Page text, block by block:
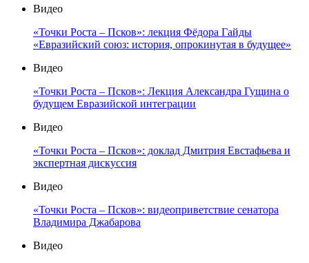
Видео
«Точки Роста – Псков»: лекция Фёдора Гайды
«Евразийский союз: история, опрокинутая в будущее»
Видео
«Точки Роста – Псков»: Лекция Александра Гущина о
будущем Евразийской интеграции
Видео
«Точки Роста – Псков»: доклад Дмитрия Евстафьева и
экспертная дискуссия
Видео
«Точки Роста – Псков»: видеоприветствие сенатора
Владимира Джабарова
Видео